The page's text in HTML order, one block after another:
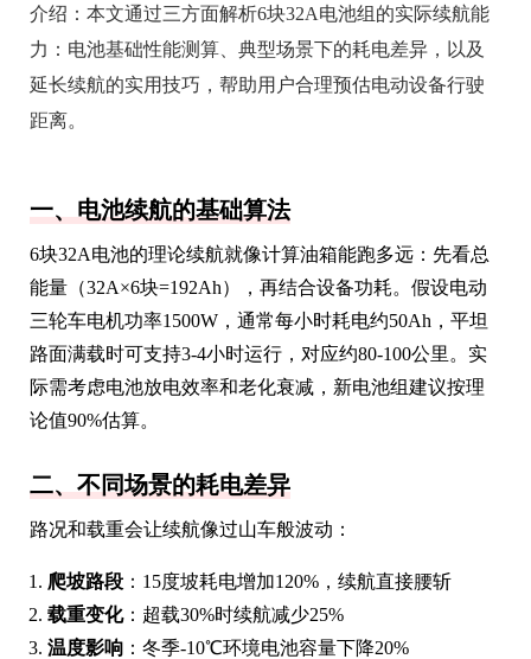
介绍： 本文通过三方面解析6块32A电池组的实际续航能
力：电池基础性能测算、典型场景下的耗电差异，以及
延长续航的实用技巧，帮助用户合理预估电动设备行驶
距离。
一、电池续航的基础算法
6块32A电池的理论续航就像计算油箱能跑多远：先看总
能量（32A×6块=192Ah），再结合设备功耗。假设电动
三轮车电机功率1500W，通常每小时耗电约50Ah，平坦
路面满载时可支持3-4小时运行，对应约80-100公里。实
际需考虑电池放电效率和老化衰减，新电池组建议按理
论值90%估算。
二、不同场景的耗电差异
路况和载重会让续航像过山车般波动：
爬坡路段 ：15度坡耗电增加120%，续航直接腰斩
载重变化：超载30%时续航减少25%
温度影响 ：冬季-10℃环境电池容量下降20%